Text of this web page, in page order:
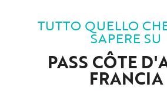
TUTTO QUELLO
SAPERE SU
PASS CÔTE
FRANCIA